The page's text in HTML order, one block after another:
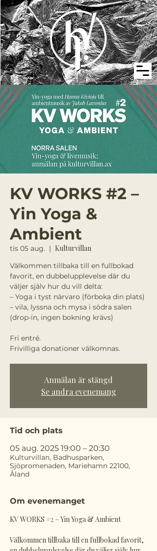
KV WORKS #2 –
Yin Yoga &
Ambient
tis 05 aug.
  |
Kulturvillan
Välkommen tillbaka till en fullbokad
favorit, en dubbelupplevelse där du
väljer själv hur du vill delta:
– Yoga i tyst närvaro (förboka din plats)
– vila, lyssna och mysa i södra salen
(drop-in, ingen bokning krävs)
Fri entré.
Anmälan är stängd
Se andra evenemang
Tid och plats
05 aug. 2025 19:00 – 20:30
Kulturvillan, Badhusparken,
Sjöpromenaden, Mariehamn 22100,
Åland
Om evenemanget
KV WORKS #2 – Yin Yoga & Ambient
Välkommen tillbaka till en fullbokad favorit,